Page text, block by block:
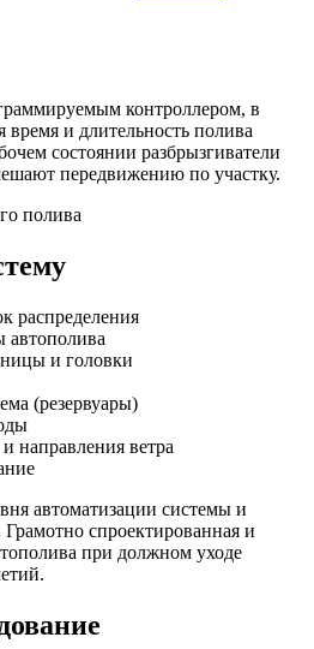
контроллером, в
время и длительность полива
состоянии разбрызгиватели
передвижению по участку.
распределения
автополива
и головки
(резервуары)
направления ветра
автоматизации системы и
Грамотно спроектированная и
при должном уходе